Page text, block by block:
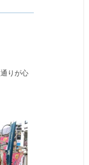
りが心